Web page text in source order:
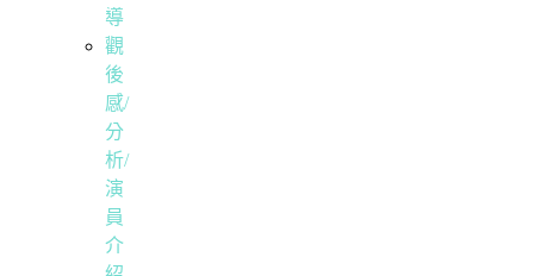
導
觀
後
感/
分
析/
演
員
介